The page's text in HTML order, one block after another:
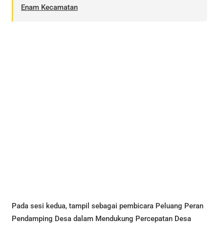
Enam Kecamatan
Pada sesi kedua, tampil sebagai pembicara Peluang Peran
Pendamping Desa dalam Mendukung Percepatan Desa